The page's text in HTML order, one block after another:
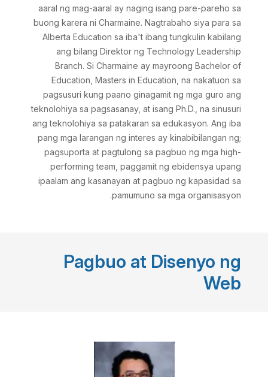
aaral ng mag-aaral ay naging isang pare-pareho sa
buong karera ni Charmaine. Nagtrabaho siya para sa
Alberta Education sa iba't ibang tungkulin kabilang
ang bilang Direktor ng Technology Leadership
Branch. Si Charmaine ay mayroong Bachelor of
Education, Masters in Education, na nakatuon sa
pagsusuri kung paano ginagamit ng mga guro ang
teknolohiya sa pagsasanay, at isang Ph.D., na sinusuri
ang teknolohiya sa patakaran sa edukasyon. Ang iba
pang mga larangan ng interes ay kinabibilangan ng;
pagsuporta at pagtulong sa pagbuo ng mga high-
performing team, paggamit ng ebidensya upang
ipaalam ang kasanayan at pagbuo ng kapasidad sa
pamumuno sa mga organisasyon.
Pagbuo at Disenyo ng
Web